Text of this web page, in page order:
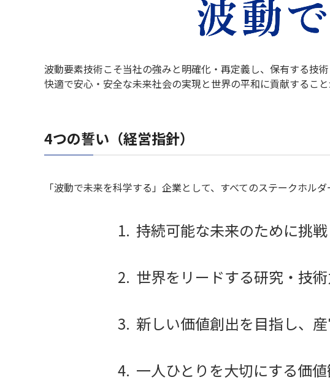
波動要素技術こそ当社の強みと明確化・再定義し、保有する技
快適で安心・安全な未来社会の実現と世界の平和に貢献すること
4つの誓い（経営指針）
「波動で未来を科学する」企業として、すべてのステークホル
持続可能な未来のために挑
世界をリードする研究・技
新しい価値創出を目指し、
一人ひとりを大切にする価